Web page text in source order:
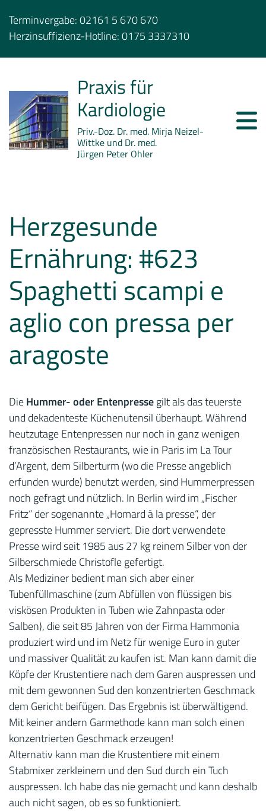
Terminvergabe:02161 5 670 670
Herzinsuffizienz-Hotline:0175 3337310
Praxis für
Kardiologie
Priv.-Doz. Dr. med. Mirja Neizel-
Wittke und Dr. med.
Jürgen Peter Ohler
Herzgesunde
Ernährung: #623
Spaghetti scampi e
aglio con pressa per
aragoste
DieHummer- oder Entenpressegilt als das teuerste
und dekadenteste Küchenutensil überhaupt. Während
heutzutage Entenpressen nur noch in ganz wenigen
französischen Restaurants, wie in Paris im La Tour
d’Argent, dem Silberturm (wo die Presse angeblich
erfunden wurde) benutzt werden, sind Hummerpressen
noch gefragt und nützlich. In Berlin wird im „Fischer
Fritz“ der sogenannte „Homard à la presse“, der
gepresste Hummer serviert. Die dort verwendete
Presse wird seit 1985 aus 27 kg reinem Silber von der
Silberschmiede Christofle gefertigt.
Als Mediziner bedient man sich aber einer
Tubenfüllmaschine (zum Abfüllen von flüssigen bis
viskösen Produkten in Tuben wie Zahnpasta oder
Salben), die seit 85 Jahren von der Firma Hammonia
produziert wird und im Netz für wenige Euro in guter
und massiver Qualität zu kaufen ist. Man kann damit die
Köpfe der Krustentiere nach dem Garen auspressen und
mit dem gewonnen Sud den konzentrierten Geschmack
dem Gericht beifügen. Das Ergebnis ist überwältigend.
Mit keiner andern Garmethode kann man solch einen
konzentrierten Geschmack erzeugen!
Alternativ kann man die Krustentiere mit einem
Stabmixer zerkleinern und den Sud durch ein Tuch
auspressen. Ich habe das nie gemacht und kann deshalb
auch nicht sagen, ob es so funktioniert.